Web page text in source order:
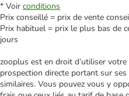
* Voir conditions
Prix conseillé = prix de vente
Prix habituel = prix le plus bas de
jours
zooplus est en droit d’utiliser
prospection directe portant sur
similaires. Vous pouvez vous y